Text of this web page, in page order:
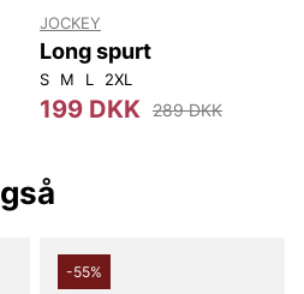
JOCKEY
Long spurt
S M L 2XL
199 DKK 289 DKK
-55%